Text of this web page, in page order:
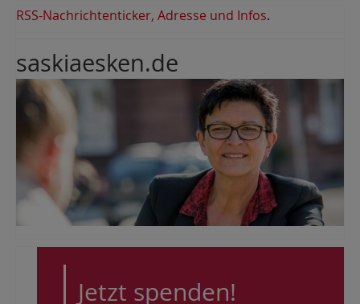
RSS-Nachrichtenticker, Adresse und Infos.
saskiaesken.de